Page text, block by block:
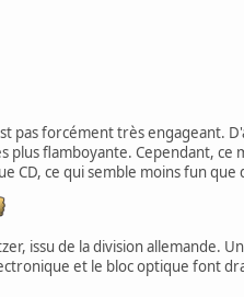
pas forcément très engageant.
plus flamboyante. Cependant,
CD, ce qui semble moins fun
issu de la division allemande.
et le bloc optique font